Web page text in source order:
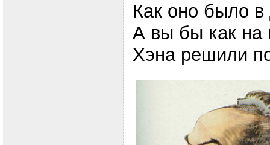
Как оно было
А вы бы как на
Хэна решили